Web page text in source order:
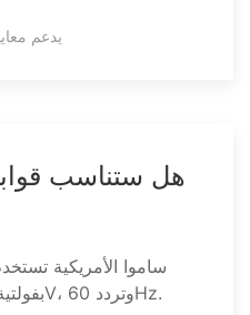
يدعم
هل ستناسب
ساموا الأمريكية
A、B、F、I، بفولتية قياسية 120V، وتردد 60Hz.